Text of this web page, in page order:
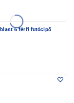
6 férfi futócipő